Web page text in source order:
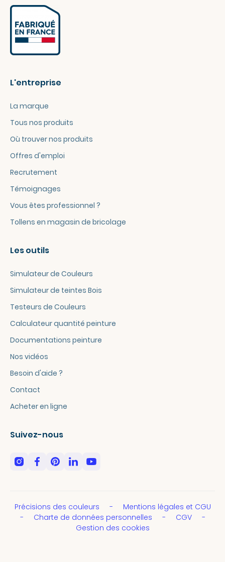
L'entreprise
La marque
Tous nos produits
Où trouver nos produits
Offres d'emploi
Recrutement
Témoignages
Vous êtes professionnel ?
Tollens en magasin de bricolage
Les outils
Simulateur de Couleurs
Simulateur de teintes Bois
Testeurs de Couleurs
Calculateur quantité peinture
Documentations peinture
Nos vidéos
Besoin d'aide ?
Contact
Acheter en ligne
Suivez-nous
Précisions des couleurs
Mentions légales et CGU
Charte de données personnelles
CGV
Gestion des cookies